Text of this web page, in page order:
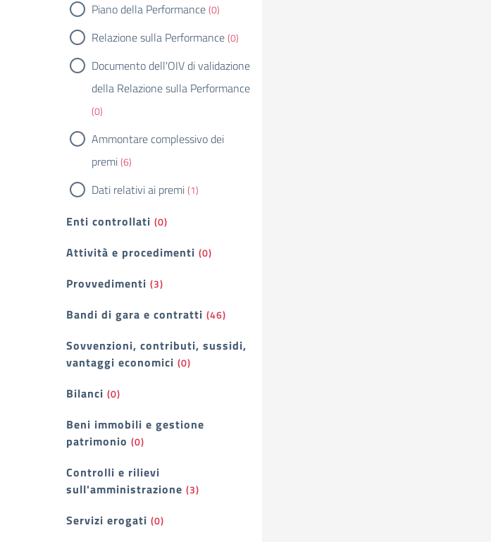
Piano della Performance(0)
Relazione sulla Performance(0)
Documento dell'OIV di validazione
della Relazione sulla Performance
(0)
Ammontare complessivo dei
premi(6)
Dati relativi ai premi(1)
Enti controllati (0)
Attività e procedimenti (0)
Provvedimenti (3)
Bandi di gara e contratti (46)
Sovvenzioni, contributi, sussidi,
vantaggi economici (0)
Bilanci (0)
Beni immobili e gestione
patrimonio (0)
Controlli e rilievi
sull'amministrazione (3)
Servizi erogati (0)